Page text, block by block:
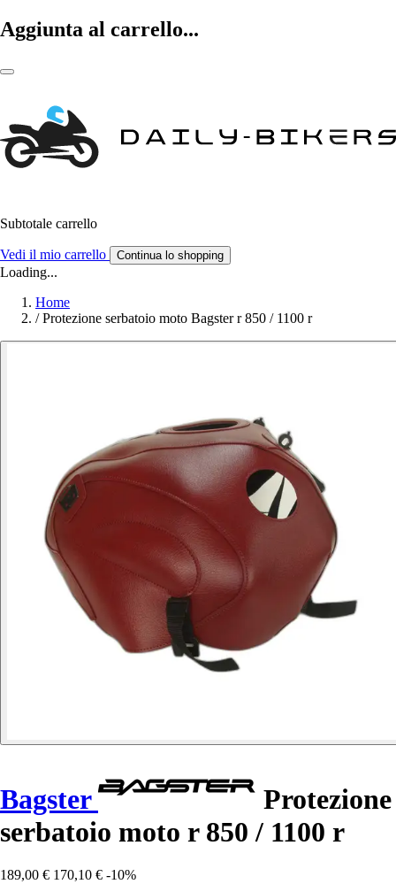
Aggiunta al carrello...
Subtotale carrello
Vedi il mio carrello Continua lo shopping
Loading...
Home
/ Protezione serbatoio moto Bagster r 850 / 1100 r
Bagster
Protezione
serbatoio moto r 850 / 1100 r
189,00 € 170,10 € -10%